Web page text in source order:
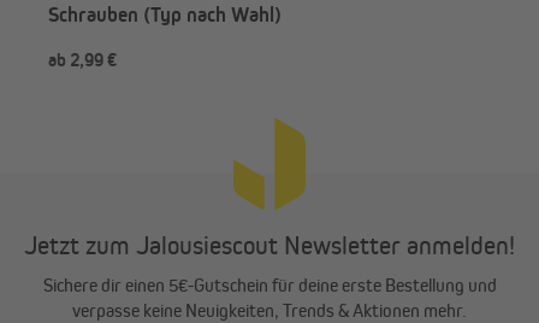
Schrauben (Typ nach Wahl)
ab 2,99 €
Jetzt zum Jalousiescout Newsletter anmelden!
Sichere dir einen 5€-Gutschein für deine erste Bestellung und
verpasse keine Neuigkeiten, Trends & Aktionen mehr.